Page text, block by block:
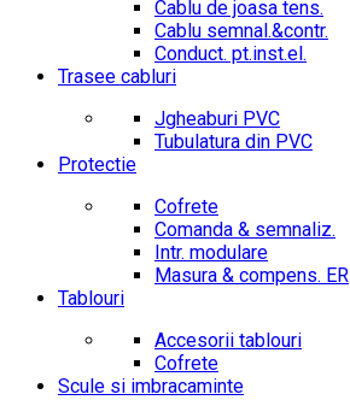
Cablu de joasa tens.
Cablu semnal.&contr.
Conduct. pt.inst.el.
Trasee cabluri
Jgheaburi PVC
Tubulatura din PVC
Protectie
Cofrete
Comanda & semnaliz.
Intr. modulare
Masura & compens. ER
Tablouri
Accesorii tablouri
Cofrete
Scule si imbracaminte